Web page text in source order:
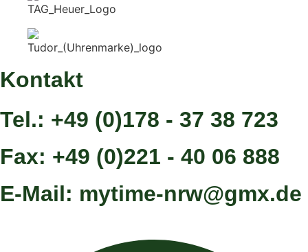
Kontakt
Tel.: +49 (0)178 - 37 38 723
Fax: +49 (0)221 - 40 06 888
E-Mail: mytime-nrw@gmx.de